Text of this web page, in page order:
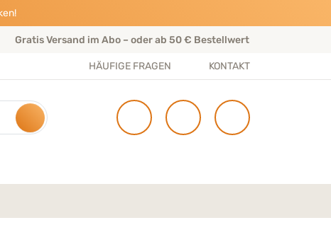
Gratis Versand im Abo – oder ab 50 € Bestellwert
HÄUFIGE FRAGEN KONTAKT